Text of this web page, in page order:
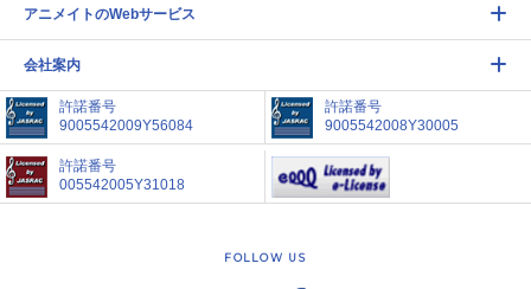
アニメイトのWebサービス
会社案内
許諾番号
9005542009Y56084
許諾番号
9005542008Y30005
許諾番号
005542005Y31018
FOLLOW US